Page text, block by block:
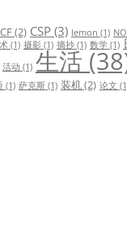
(2) CSP (3) lemon (1)
(1) 摄影 (1) 摘抄 (1) 数学 (1)
活动 (1) 生活
(1) 萨克斯 (1) 装机(2) 论文